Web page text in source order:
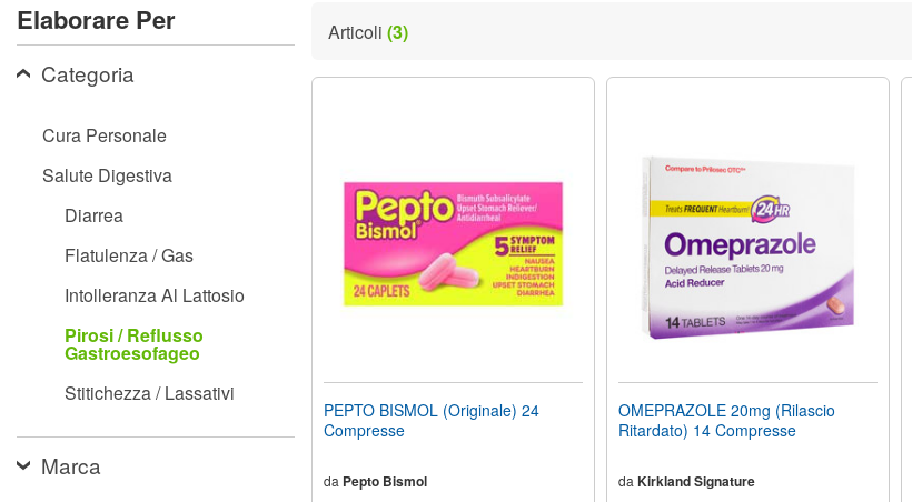
accessibilità.
Premi
Control-
adattare
utilizzano
per
aprire
Elaborare Per
Categoria
Cura Personale
Salute Digestiva
Diarrea
Flatulenza / Gas
Intolleranza Al Lattosio
Pirosi / Reflusso
Gastroesofageo
Stitichezza / Lassativi
Marca
Articoli (3)
PEPTO BISMOL (Originale) 24
Compresse
da Pepto Bismol
OMEPRAZOLE 20mg (Rilascio
Ritardato) 14 Compresse
da Kirkland Signature